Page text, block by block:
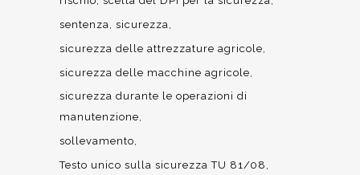
sentenza sicurezza
sicurezza delle attrezzature agricole
sicurezza delle macchine agricole
sicurezza durante le operazioni di
manutenzione
sollevamento
Testo unico sulla sicurezza TU 81/08